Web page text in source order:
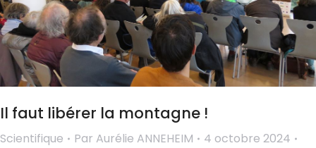
Il faut libérer la montagne !
Scientifique Par Aurélie ANNEHEIM
4 octobre 2024